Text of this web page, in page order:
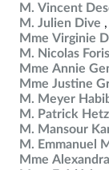
M. Vincent
M. Julien Dive
Mme Virginie
M. Nicolas
Mme Annie
Mme Justine
M. Meyer
M. Patrick
M. Mansour
M. Emmanuel
Mme